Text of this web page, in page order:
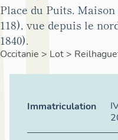
Place du Puits. Maison
118), vue depuis le
1840).
Occitanie > Lot>
Immatriculation